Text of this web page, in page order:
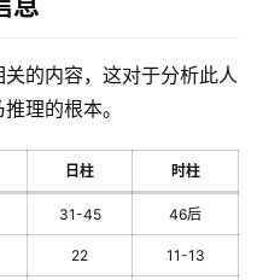
的内容，这对于分析此人
理的根本。
日柱 时柱
31-45 46后
22 11-13